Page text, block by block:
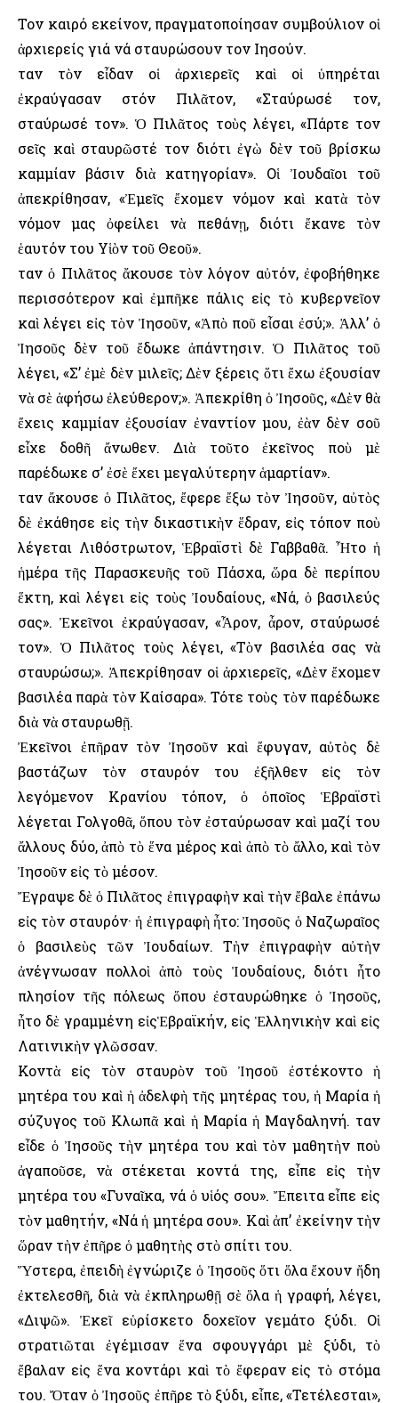
Τον καιρό εκείνον, πραγματοποίησαν συμβούλιον οἱ
ἀρχιερείς γιά νά σταυρώσουν τον Ιησούν.
Ὅταν τὸν εἶδαν οἱ ἀρχιερεῖς καὶ οἱ ὑπηρέται
ἐκραύγασαν στόν Πιλᾶτον, «Σταύρωσέ τον,
σταύρωσέ τον». Ὁ Πιλᾶτος τοὺς λέγει, «Πάρτε τον
σεῖς καὶ σταυρῶστέ τον διότι ἐγὼ δὲν τοῦ βρίσκω
καμμίαν βάσιν διὰ κατηγορίαν». Οἱ Ἰουδαῖοι τοῦ
ἀπεκρίθησαν, «Ἐμεῖς ἔχομεν νόμον καὶ κατὰ τὸν
νόμον μας ὀφείλει νὰ πεθάνῃ, διότι ἔκανε τὸν
ἑαυτόν του Υἱὸν τοῦ Θεοῦ».
Ὅταν ὁ Πιλᾶτος ἄκουσε τὸν λόγον αὐτόν, ἐφοβήθηκε
περισσότερον καὶ ἐμπῆκε πάλις εἰς τὸ κυβερνεῖον
καὶ λέγει εἰς τὸν Ἰησοῦν, «Ἀπὸ ποῦ εἶσαι ἐσύ;». Ἀλλ’ ὁ
Ἰησοῦς δὲν τοῦ ἔδωκε ἀπάντησιν. Ὁ Πιλᾶτος τοῦ
λέγει, «Σ’ ἐμὲ δὲν μιλεῖς; Δὲν ξέρεις ὅτι ἔχω ἐξουσίαν
νὰ σὲ ἀφήσω ἐλεύθερον;». Ἀπεκρίθη ὁ Ἰησοῦς, «Δὲν θὰ
ἔχεις καμμίαν ἐξουσίαν ἐναντίον μου, ἐὰν δὲν σοῦ
εἶχε δοθῆ ἄνωθεν. Διὰ τοῦτο ἐκεῖνος ποὺ μὲ
παρέδωκε σ’ ἐσὲ ἔχει μεγαλύτερην ἁμαρτίαν».
Ὅταν ἄκουσε ὁ Πιλᾶτος, ἔφερε ἔξω τὸν Ἰησοῦν, αὐτὸς
δὲ ἐκάθησε εἰς τὴν δικαστικὴν ἕδραν, εἰς τόπον ποὺ
λέγεται Λιθόστρωτον, Ἑβραϊστὶ δὲ Γαββαθᾶ. Ἦτο ἡ
ἡμέρα τῆς Παρασκευῆς τοῦ Πάσχα, ὥρα δὲ περίπου
ἕκτη, καὶ λέγει εἰς τοὺς Ἰουδαίους, «Νά, ὁ βασιλεύς
σας». Ἐκεῖνοι ἐκραύγασαν, «Ἆρον, ἆρον, σταύρωσέ
τον». Ὁ Πιλᾶτος τοὺς λέγει, «Τὸν βασιλέα σας νὰ
σταυρώσω;». Ἀπεκρίθησαν οἱ ἀρχιερεῖς, «Δὲν ἔχομεν
βασιλέα παρὰ τὸν Καίσαρα». Τότε τοὺς τὸν παρέδωκε
διὰ νὰ σταυρωθῇ.
Ἐκεῖνοι ἐπῆραν τὸν Ἰησοῦν καὶ ἔφυγαν, αὐτὸς δὲ
βαστάζων τὸν σταυρόν του ἐξῆλθεν εἰς τὸν
λεγόμενον Κρανίου τόπον, ὁ ὁποῖος Ἑβραϊστὶ
λέγεται Γολγοθᾶ, ὅπου τὸν ἐσταύρωσαν καὶ μαζί του
ἄλλους δύο, ἀπὸ τὸ ἕνα μέρος καὶ ἀπὸ τὸ ἄλλο, καὶ τὸν
Ἰησοῦν εἰς τὸ μέσον.
Ἔγραψε δὲ ὁ Πιλᾶτος ἐπιγραφὴν καὶ τὴν ἔβαλε ἐπάνω
εἰς τὸν σταυρόν· ἡ ἐπιγραφὴ ἦτο: Ἰησοῦς ὁ Ναζωραῖος
ὁ βασιλεὺς τῶν Ἰουδαίων. Τὴν ἐπιγραφὴν αὐτὴν
ἀνέγνωσαν πολλοὶ ἀπὸ τοὺς Ἰουδαίους, διότι ἦτο
πλησίον τῆς πόλεως ὅπου ἐσταυρώθηκε ὁ Ἰησοῦς,
ἦτο δὲ γραμμένη εἰςἙβραϊκήν, εἰς Ἑλληνικὴν καὶ εἰς
Λατινικὴν γλῶσσαν.
Κοντὰ εἰς τὸν σταυρὸν τοῦ Ἰησοῦ ἐστέκοντο ἡ
μητέρα του καὶ ἡ ἀδελφὴ τῆς μητέρας του, ἡ Μαρία ἡ
σύζυγος τοῦ Κλωπᾶ καὶ ἡ Μαρία ἡ Μαγδαληνή. Ὅταν
εἶδε ὁ Ἰησοῦς τὴν μητέρα του καὶ τὸν μαθητὴν ποὺ
ἀγαποῦσε, νὰ στέκεται κοντά της, εἶπε εἰς τὴν
μητέρα του «Γυναῖκα, νά ὁ υἱός σου». Ἔπειτα εἶπε εἰς
τὸν μαθητήν, «Νά ἡ μητέρα σου». Καὶ ἀπ’ ἐκείνην τὴν
ὥραν τὴν ἐπῆρε ὁ μαθητὴς στὸ σπίτι του.
Ὕστερα, ἐπειδὴ ἐγνώριζε ὁ Ἰησοῦς ὅτι ὅλα ἔχουν ἤδη
ἐκτελεσθῆ, διὰ νὰ ἐκπληρωθῇ σὲ ὅλα ἡ γραφή, λέγει,
«Διψῶ». Ἐκεῖ εὑρίσκετο δοχεῖον γεμάτο ξύδι. Οἱ
στρατιῶται ἐγέμισαν ἕνα σφουγγάρι μὲ ξύδι, τὸ
ἔβαλαν εἰς ἕνα κοντάρι καὶ τὸ ἔφεραν εἰς τὸ στόμα
του. Ὄταν ὁ Ἰησοῦς ἐπῆρε τὸ ξύδι, εἶπε, «Τετέλεσται»,